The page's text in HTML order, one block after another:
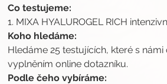
Co testujeme:
1. MIXA HYALUROGEL RICH
Koho hledáme:
Hledáme 25 testujících, které s
vyplněním online dotazníku.
Podle čeho vybíráme: